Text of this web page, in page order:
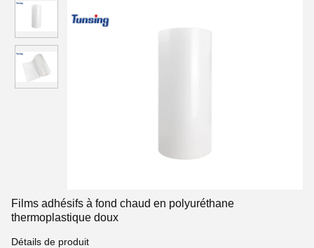
Films adhésifs à fond chaud en polyuréthane
thermoplastique doux
Détails de produit